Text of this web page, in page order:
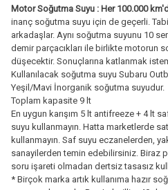
Motor Soğutma Suyu : Her 100.000
inanç soğutma suyu için de geçerli.
arkadaşlar. Aynı soğutma suyunu 10
demir parçacıkları ile birlikte motorun
düşecektir. Sonuçlarına katlanmak
Kullanılacak soğutma suyu Subaru
Yeşil/Mavi İnorganik soğutma suyudur.
Toplam kapasite 9 lt
En uygun karışım 5 lt antifreeze + 4 lt
suyu kullanmayın. Hatta marketlerde
kullanmayın. Saf suyu eczanelerden,
sanayilerden temin edebilirsiniz. Biraz
soru işareti olmadan dertsiz tasasız
* Birçok marka artık kullanıma hazır